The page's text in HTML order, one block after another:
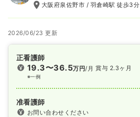
大阪府泉佐野市 / 羽倉崎駅 徒歩3分
2026/06/23 更新
正看護師
19.3〜36.5万円/月
※一例
賞与 2.3ヶ月
准看護師
お問い合わせください